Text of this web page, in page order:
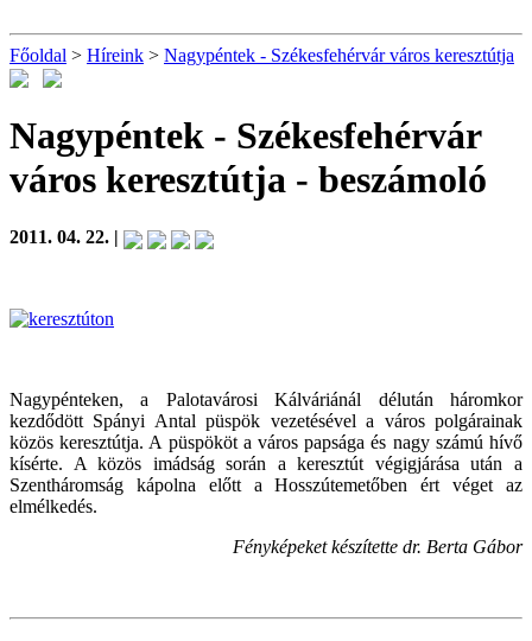
Főoldal > Híreink > Nagypéntek - Székesfehérvár város keresztútja
Nagypéntek - Székesfehérvár
város keresztútja - beszámoló
2011. 04. 22. |
Nagypénteken, a Palotavárosi Kálváriánál délután háromkor
kezdődött Spányi Antal püspök vezetésével a város polgárainak
közös keresztútja. A püspököt a város papsága és nagy számú hívő
kísérte. A közös imádság során a keresztút végigjárása után a
Szentháromság kápolna előtt a Hosszútemetőben ért véget az
elmélkedés.
Fényképeket készítette dr. Berta Gábor